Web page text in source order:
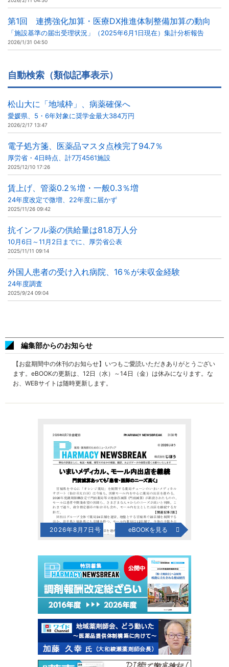
第1回 連携強化加算・医療DX推進体制整備加算の動向
「施設基準の届出受理状況」（2025年6月1日現在）集計分析報告
2026/1/31 04:50
自動検索（類似記事表示）
松山大に「地域枠」、病薬確保へ
愛媛県、5・6年対象に奨学金最大384万円
2026/2/17 13:47
電子処方箋、医薬品マスタ点検完了94.7％
厚労省・4日時点、計7万4561施設
2025/12/10 17:26
賃上げ、管薬0.2％増・一般0.3％増
24年度改定で微増、22年度に届かず
2025/11/26 09:42
抗インフル薬の供給量は81.8万人分
10月6日～11月2日までに、厚労省公表
2025/11/11 09:14
外国人患者の受け入れ病院、16％が未収金経験
24年度調査
2025/9/24 09:04
編集部からのお知らせ
【お盆期間中の休刊のお知らせ】いつもご愛読いただきありがとうござい
ます。eBOOKの更新は、12日（水）～14日（金）は休みになります。な
お、WEBサイトは随時更新します。
2026年8月7日号 eBOOKを見る